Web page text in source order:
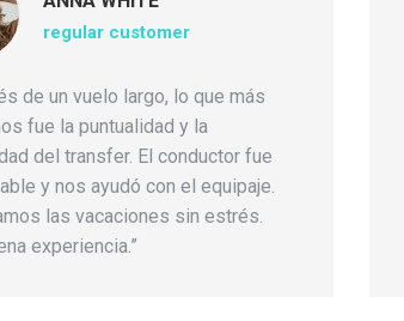
regular customer
de un vuelo largo, lo que más
fue la puntualidad y la
del transfer. El conductor fue
y nos ayudó con el equipaje.
las vacaciones sin estrés.
experiencia.”